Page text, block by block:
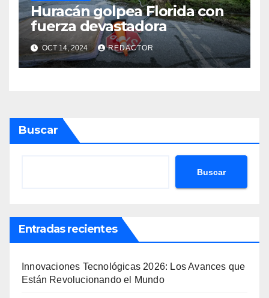
Huracán golpea Florida con
fuerza devastadora
OCT 14, 2024 REDACTOR
Buscar
Buscar
Entradas recientes
Innovaciones Tecnológicas 2026: Los Avances que
Están Revolucionando el Mundo